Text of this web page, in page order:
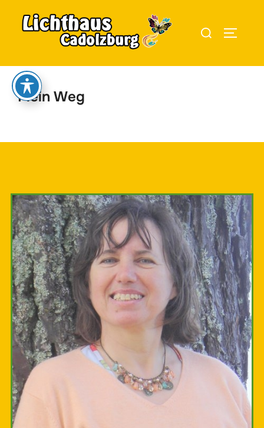
Mein Weg